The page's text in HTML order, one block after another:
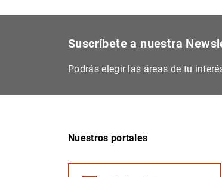
Suscríbete a nuestra
Podrás elegir las áreas de tu
Nuestros portales